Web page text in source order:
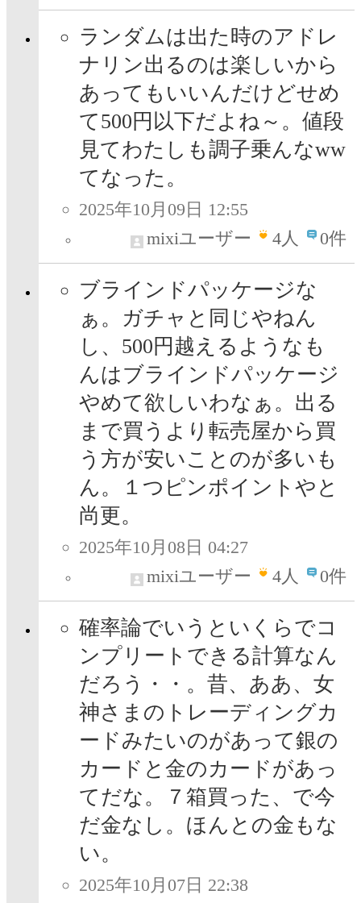
ランダムは出た時のアドレ
ナリン出るのは楽しいから
あってもいいんだけどせめ
て500円以下だよね～。値段
見てわたしも調子乗んなww
てなった。
2025年10月09日 12:55
mixiユーザー
4人 0件
ブラインドパッケージな
ぁ。ガチャと同じやねん
し、500円越えるようなも
んはブラインドパッケージ
やめて欲しいわなぁ。出る
まで買うより転売屋から買
う方が安いことのが多いも
ん。１つピンポイントやと
尚更。
2025年10月08日 04:27
mixiユーザー
4人 0件
確率論でいうといくらでコ
ンプリートできる計算なん
だろう・・。昔、ああ、女
神さまのトレーディングカ
ードみたいのがあって銀の
カードと金のカードがあっ
てだな。７箱買った、で今
だ金なし。ほんとの金もな
い。
2025年10月07日 22:38